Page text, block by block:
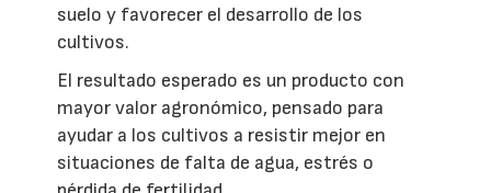
suelo y favorecer el desarrollo de los
cultivos.
El resultado esperado es un producto con
mayor valor agronómico, pensado para
ayudar a los cultivos a resistir mejor en
situaciones de falta de agua, estrés o